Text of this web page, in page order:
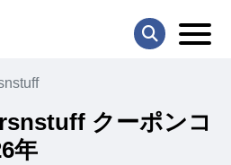
クーポンコ
年